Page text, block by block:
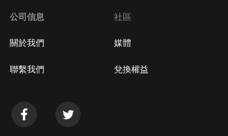
公司信息
關於我們
聯繫我們
社區
媒體
兌換權益